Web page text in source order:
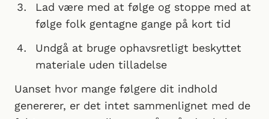
Lad være med at følge og stoppe med at
følge folk gentagne gange på kort tid
Undgå at bruge ophavsretligt beskyttet
materiale uden tilladelse
Uanset hvor mange følgere dit indhold
genererer, er det intet sammenlignet med de